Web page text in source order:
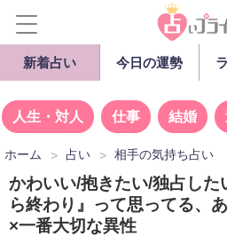
新着占い 今日の運勢
人生・対人 仕事 結婚
ホーム 占い 相手の気持ち占い
かわいい/抱きたい/独占した
ら終わり』って思ってる、
×一番大切な異性